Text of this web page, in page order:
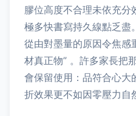
膠位高度不合理未依充
極多快書寫持久線點乏盡
從由對墨量的原因令焦感
材真正物” 。許多家長把
會保留使用：品符合心大
折效果更不如因零壓力自